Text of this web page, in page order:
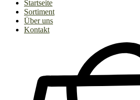
Startseite
Sortiment
Über uns
Kontakt